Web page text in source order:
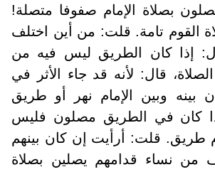
بصلاة الإمام صفوفا متصلة!
القوم تامة. قلت: من أين اختلف
إذا كان الطريق ليس فيه من
قال: لأنه قد جاء الأثر في
بينه وبين الإمام نهر أو طريق
كان في الطريق مصلون فليس
طريق. قلت: أرأيت إن كان بينهم
من نساء قدامهم يصلين بصلاة